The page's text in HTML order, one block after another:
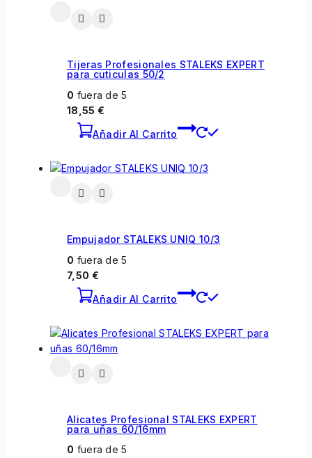
Tijeras Profesionales STALEKS EXPERT
para cuticulas 50/2
0 fuera de 5
18,55 €
Añadir Al Carrito
Empujador STALEKS UNIQ 10/3
0 fuera de 5
7,50 €
Añadir Al Carrito
Alicates Profesional STALEKS EXPERT
para uñas 60/16mm
0 fuera de 5